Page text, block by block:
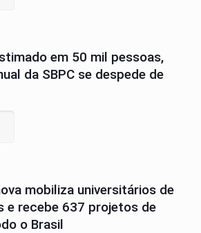
em 50 mil pessoas,
da SBPC se despede de
mobiliza universitários de
e recebe 637 projetos de
o Brasil